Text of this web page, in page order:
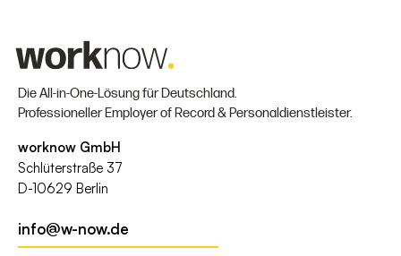
Die All-in-One-Lösung für Deutschland.
Professioneller Employer of Record & Personaldienstleister.
worknow GmbH
Schlüterstraße 37
D-10629 Berlin
info@w-now.de